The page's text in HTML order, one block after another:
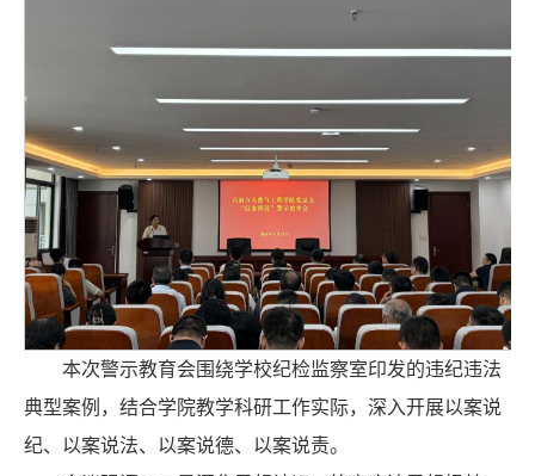
本次警示教育会围绕学校纪检监察室印发的违纪违法
典型案例，结合学院教学科研工作实际，深入开展以案说
纪、以案说法、以案说德、以案说责。